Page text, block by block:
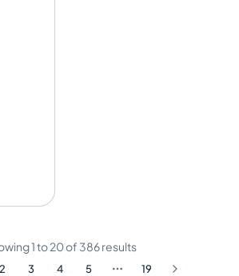
1to20of 386results
2 3 4 5 19